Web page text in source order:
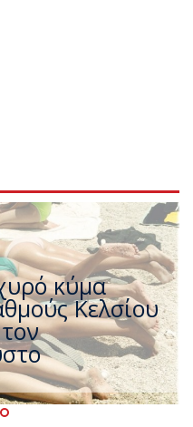
την ώρα